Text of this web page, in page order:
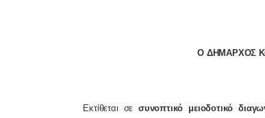
Ο ΔΗΜΑΡΧΟΣ
Εκτίθεται σεσυνοπτικό μειοδοτικό